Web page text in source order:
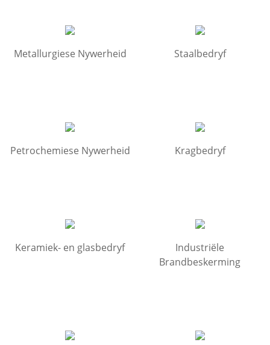
Metallurgiese Nywerheid Staalbedryf
Petrochemiese Nywerheid Kragbedryf
Keramiek- en glasbedryf
Industriële
Brandbeskerming